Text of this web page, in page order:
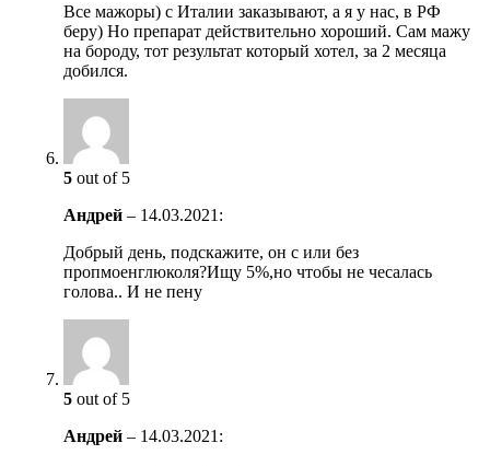
Все мажоры) с Италии заказывают, а я у нас, в РФ
беру) Но препарат действительно хороший. Сам мажу
на бороду, тот результат который хотел, за 2 месяца
добился.
5 out of 5
Андрей – 14.03.2021 :
Добрый день, подскажите, он с или без
пропмоенглюколя?Ищу 5%,но чтобы не чесалась
голова.. И не пену
5 out of 5
Андрей – 14.03.2021 :